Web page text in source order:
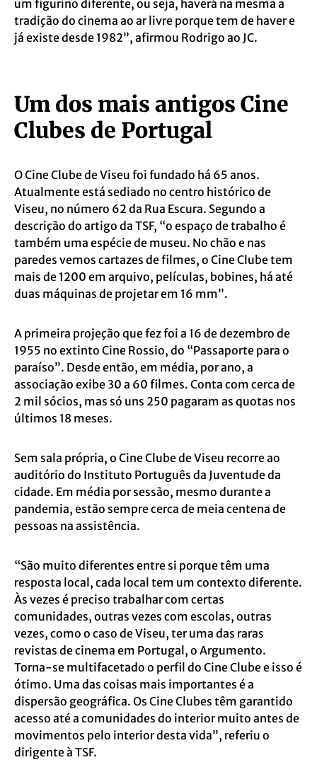
um figurino diferente, ou seja, haverá na mesma a
tradição do cinema ao ar livre porque tem de haver e
já existe desde 1982”, afirmou Rodrigo ao JC.
Um dos mais antigos Cine
Clubes de Portugal
O Cine Clube de Viseu foi fundado há 65 anos.
Atualmente está sediado no centro histórico de
Viseu, no número 62 da Rua Escura. Segundo a
descrição do artigo da TSF, “o espaço de trabalho é
também uma espécie de museu. No chão e nas
paredes vemos cartazes de filmes, o Cine Clube tem
mais de 1200 em arquivo, películas, bobines, há até
duas máquinas de projetar em 16 mm”.
A primeira projeção que fez foi a 16 de dezembro de
1955 no extinto Cine Rossio, do “Passaporte para o
paraíso”. Desde então, em média, por ano, a
associação exibe 30 a 60 filmes. Conta com cerca de
2 mil sócios, mas só uns 250 pagaram as quotas nos
últimos 18 meses.
Sem sala própria, o Cine Clube de Viseu recorre ao
auditório do Instituto Português da Juventude da
cidade. Em média por sessão, mesmo durante a
pandemia, estão sempre cerca de meia centena de
pessoas na assistência.
“São muito diferentes entre si porque têm uma
resposta local, cada local tem um contexto diferente.
Às vezes é preciso trabalhar com certas
comunidades, outras vezes com escolas, outras
vezes, como o caso de Viseu, ter uma das raras
revistas de cinema em Portugal, o Argumento.
Torna-se multifacetado o perfil do Cine Clube e isso é
ótimo. Uma das coisas mais importantes é a
dispersão geográfica. Os Cine Clubes têm garantido
acesso até a comunidades do interior muito antes de
movimentos pelo interior desta vida”, referiu o
dirigente à TSF.